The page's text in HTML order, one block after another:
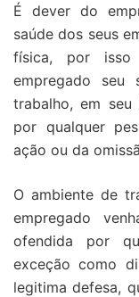
É dever do
saúde dos seus
física, por isso
empregado seu
trabalho, em
por qualquer
ação ou da
O ambiente de
empregado
ofendida por
exceção como
legitima defesa,